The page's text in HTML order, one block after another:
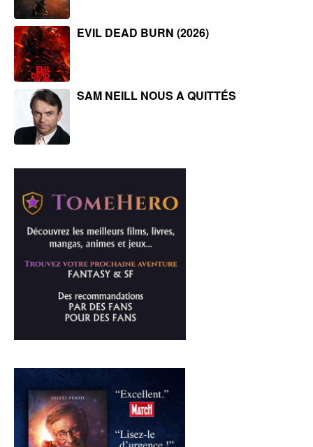
EVIL DEAD BURN (2026)
SAM NEILL NOUS A QUITTÉS